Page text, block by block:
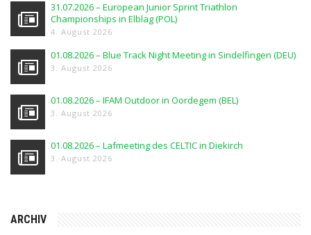
31.07.2026 – European Junior Sprint Triathlon
Championships in Elblag (POL)
4. August 2026
01.08.2026 – Blue Track Night Meeting in Sindelfingen (DEU)
3. August 2026
01.08.2026 – IFAM Outdoor in Oordegem (BEL)
3. August 2026
01.08.2026 – Lafmeeting des CELTIC in Diekirch
3. August 2026
ARCHIV